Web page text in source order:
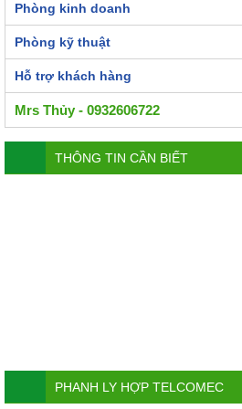
Phòng kinh doanh
Phòng kỹ thuật
Hỗ trợ khách hàng
Mrs Thủy - 0932606722
THÔNG TIN CẦN BIẾT
PHANH LY HỢP TELCOMEC